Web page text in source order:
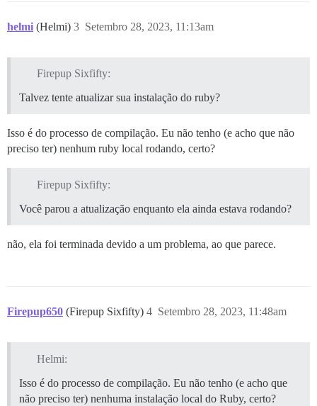
helmi (Helmi) Setembro 28, 2023, 11:13am
3
Firepup Sixfifty:
Talvez tente atualizar sua instalação do ruby?
Isso é do processo de compilação. Eu não tenho (e acho que não
preciso ter) nenhum ruby local rodando, certo?
Firepup Sixfifty:
Você parou a atualização enquanto ela ainda estava rodando?
não, ela foi terminada devido a um problema, ao que parece.
Firepup650 (Firepup Sixfifty) Setembro 28, 2023, 11:48am
4
Helmi:
Isso é do processo de compilação. Eu não tenho (e acho que
não preciso ter) nenhuma instalação local do Ruby, certo?